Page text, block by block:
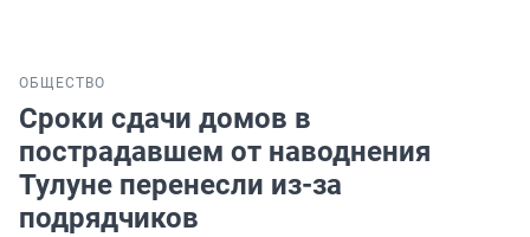
ОБЩЕСТВО
Сроки сдачи домов в
пострадавшем от наводнения
Тулуне перенесли из-за
подрядчиков